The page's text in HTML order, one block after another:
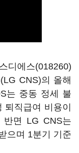
디에스(018260)
(LG CNS)의 올해
는 중동 정세 불
직급여 비용이
반면 LG CNS는
으며 1분기 기준